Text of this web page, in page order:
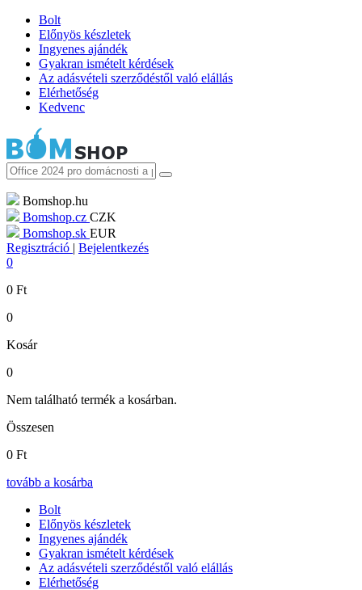
Bolt
Előnyös készletek
Ingyenes ajándék
Gyakran ismételt kérdések
Az adásvételi szerződéstől való elállás
Elérhetőség
Kedvenc
Bomshop.hu
Bomshop.cz CZK
Bomshop.sk EUR
Regisztráció | Bejelentkezés
0
0 Ft
0
Kosár
0
Nem található termék a kosárban.
Összesen
0 Ft
tovább a kosárba
Bolt
Előnyös készletek
Ingyenes ajándék
Gyakran ismételt kérdések
Az adásvételi szerződéstől való elállás
Elérhetőség